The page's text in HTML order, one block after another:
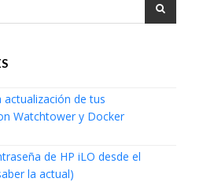
de tus
Watchtower y Docker
de HP iLO desde el
la actual)